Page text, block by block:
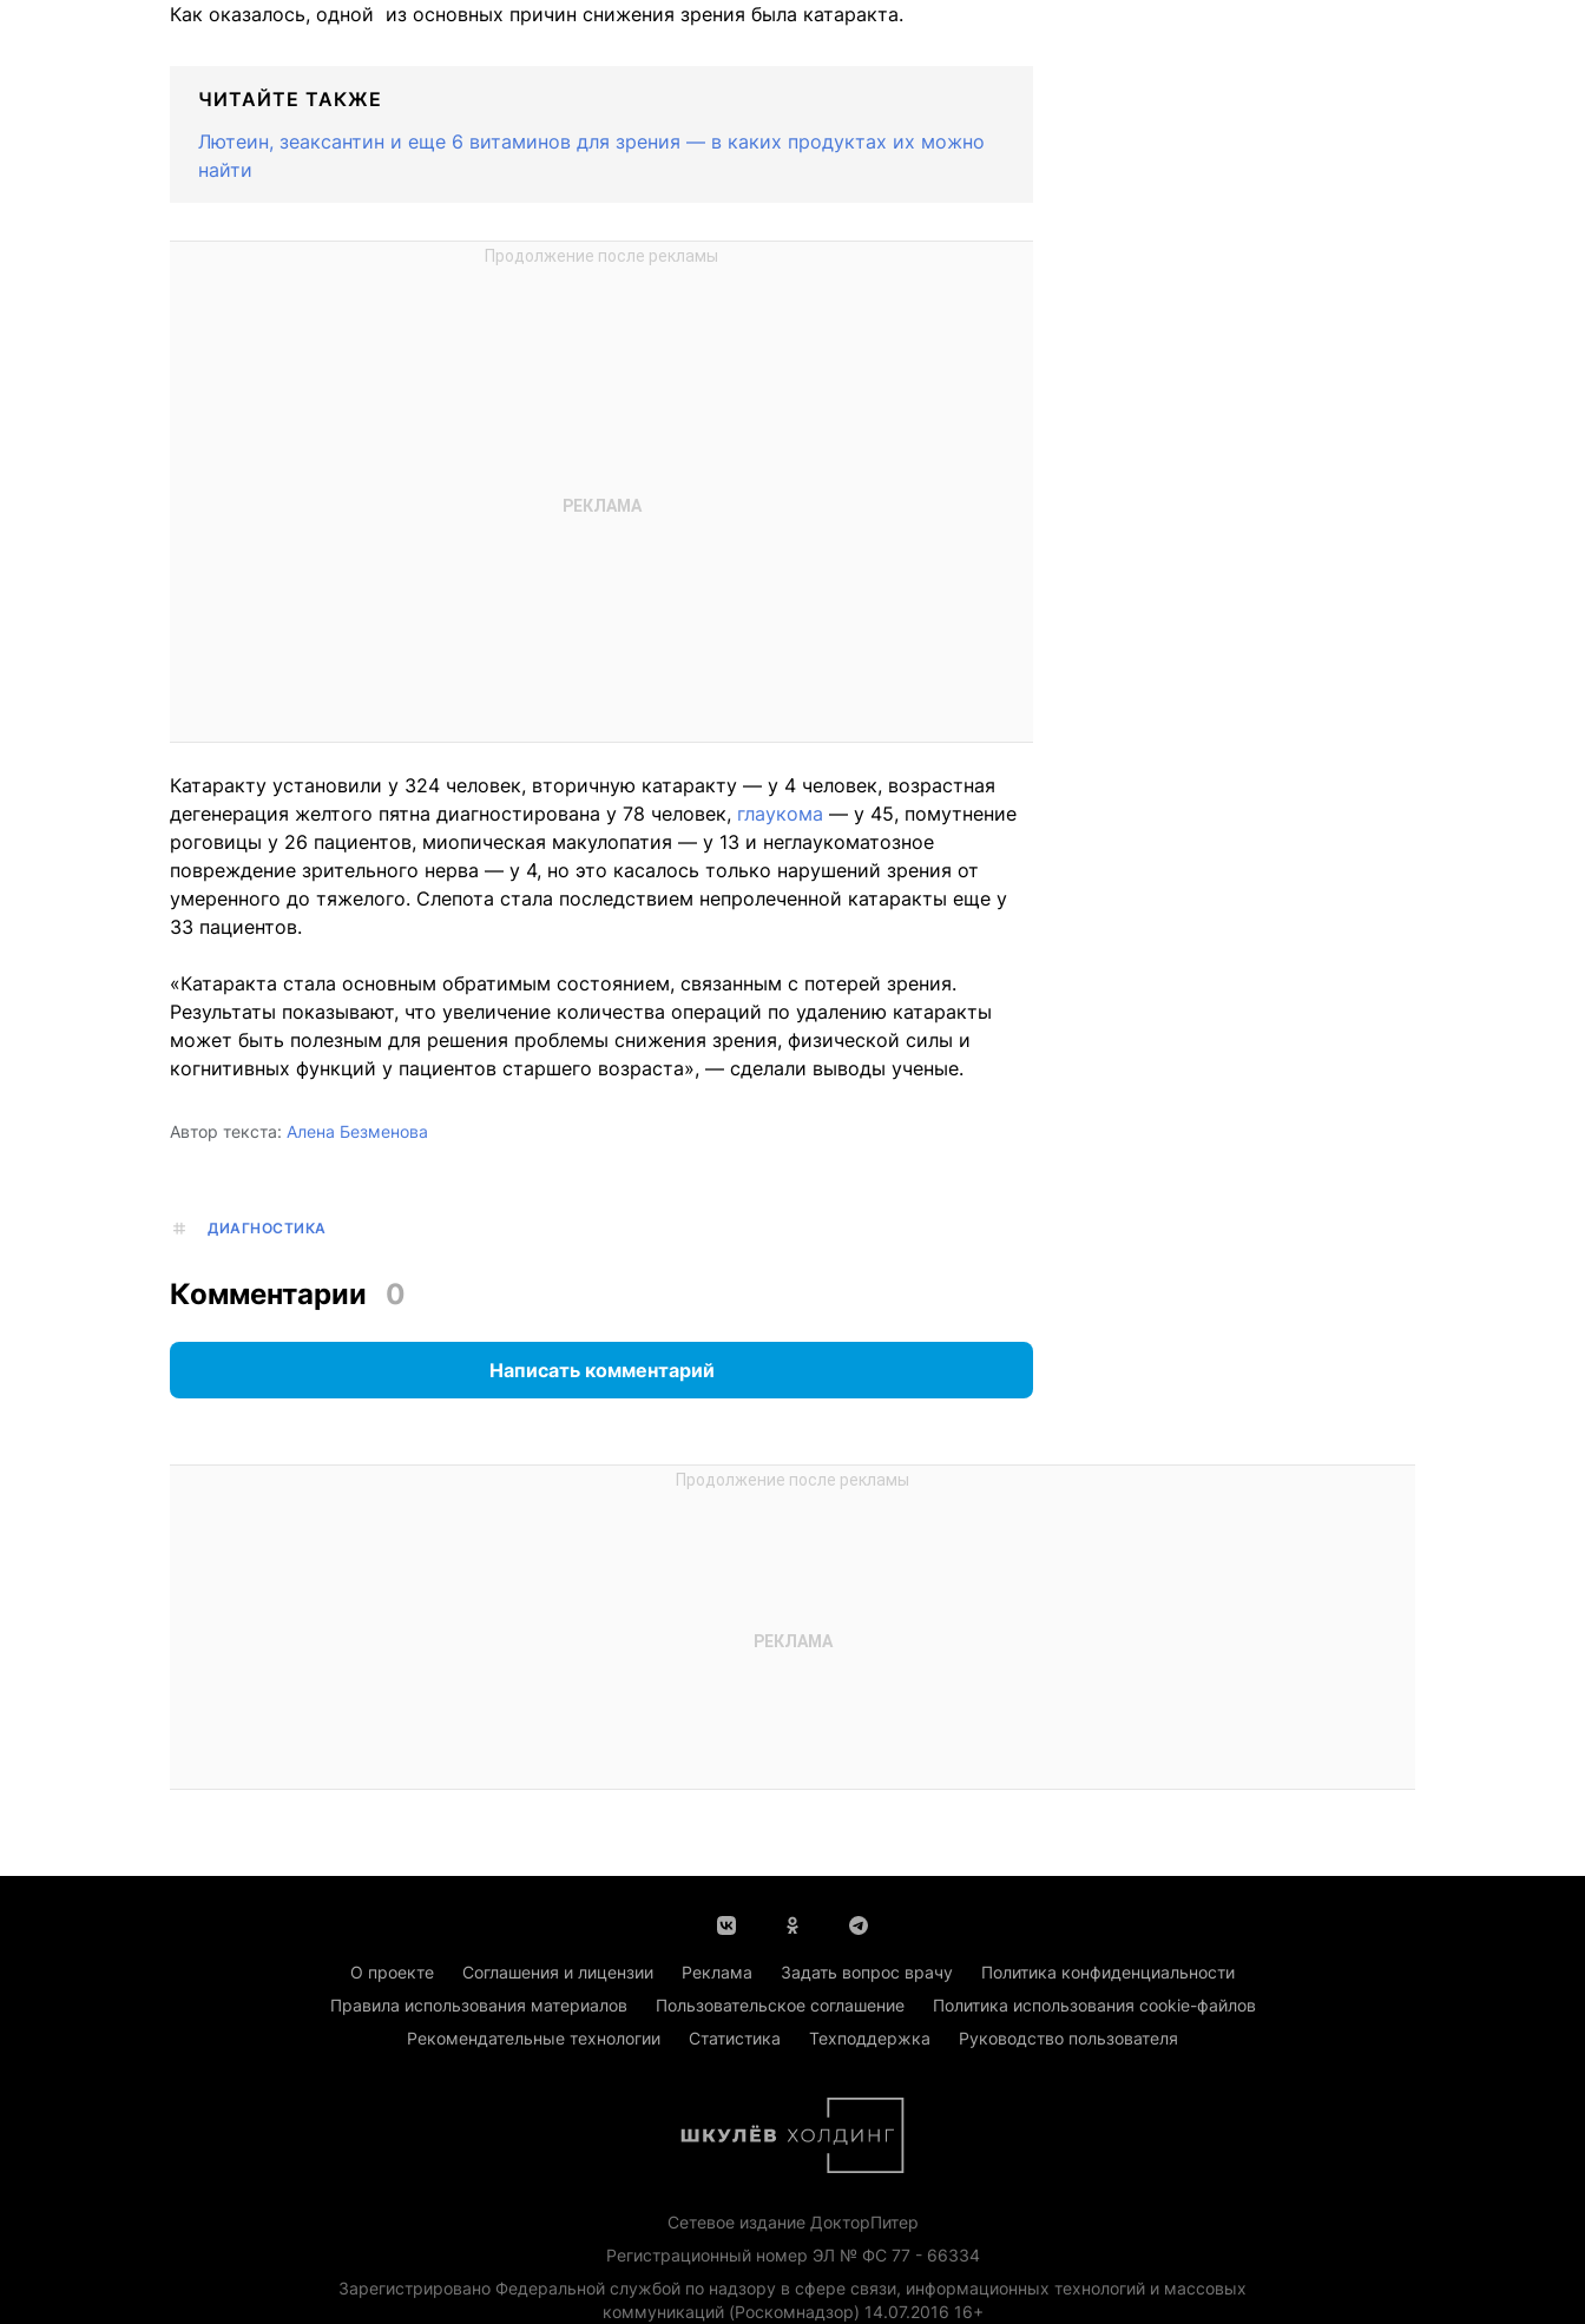
Как оказалось, одной из основных причин снижения зрения была катаракта.
ЧИТАЙТЕ ТАКЖЕ
Лютеин, зеаксантин и еще 6 витаминов для зрения — в каких продуктах их можно
найти
Катаракту установили у 324 человек, вторичную катаракту — у 4 человек, возрастная
дегенерация желтого пятна диагностирована у 78 человек, глаукома — у 45, помутнение
роговицы у 26 пациентов, миопическая макулопатия — у 13 и неглаукоматозное
повреждение зрительного нерва — у 4, но это касалось только нарушений зрения от
умеренного до тяжелого. Слепота стала последствием непролеченной катаракты еще у
33 пациентов.
«Катаракта стала основным обратимым состоянием, связанным с потерей зрения.
Результаты показывают, что увеличение количества операций по удалению катаракты
может быть полезным для решения проблемы снижения зрения, физической силы и
когнитивных функций у пациентов старшего возраста», — сделали выводы ученые.
Автор текста: Алена Безменова
ДИАГНОСТИКА
Комментарии 0
Написать комментарий
О проекте Соглашения и лицензии Реклама Задать вопрос врачу
Политика конфиденциальности
Правила использования материалов
Пользовательское соглашение
Политика использования cookie-файлов
Рекомендательные технологии
Статистика Техподдержка Руководство пользователя
Сетевое издание ДокторПитер
Регистрационный номер ЭЛ № ФС 77 - 66334
Зарегистрировано Федеральной службой по надзору в сфере связи, информационных технологий и массовых
коммуникаций (Роскомнадзор) 14.07.2016 16+